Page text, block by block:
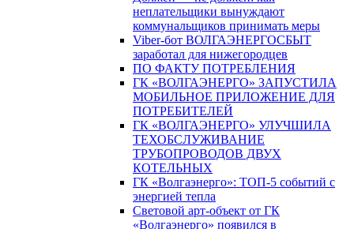
неплательщики вынуждают
коммунальщиков принимать меры
Viber-бот ВОЛГАЭНЕРГОСБЫТ
заработал для нижегородцев
ПО ФАКТУ ПОТРЕБЛЕНИЯ
ГК «ВОЛГАЭНЕРГО» ЗАПУСТИЛА
МОБИЛЬНОЕ ПРИЛОЖЕНИЕ ДЛЯ
ПОТРЕБИТЕЛЕЙ
ГК «ВОЛГАЭНЕРГО» УЛУЧШИЛА
ТЕХОБСЛУЖИВАНИЕ
ТРУБОПРОВОДОВ ДВУХ
КОТЕЛЬНЫХ
ГК «Волгаэнерго»: ТОП-5 событий с
энергией тепла
Световой арт-объект от ГК
«Волгаэнерго» появился в